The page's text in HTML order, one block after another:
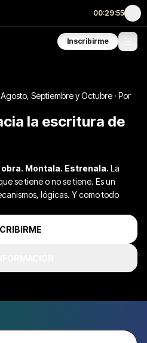
00:29:54
Inscribirme
Septiembre y Octubre · Por
la escritura de
Montala. Estrenala. La
se tiene o no se tiene. Es un
lógicas. Y como todo